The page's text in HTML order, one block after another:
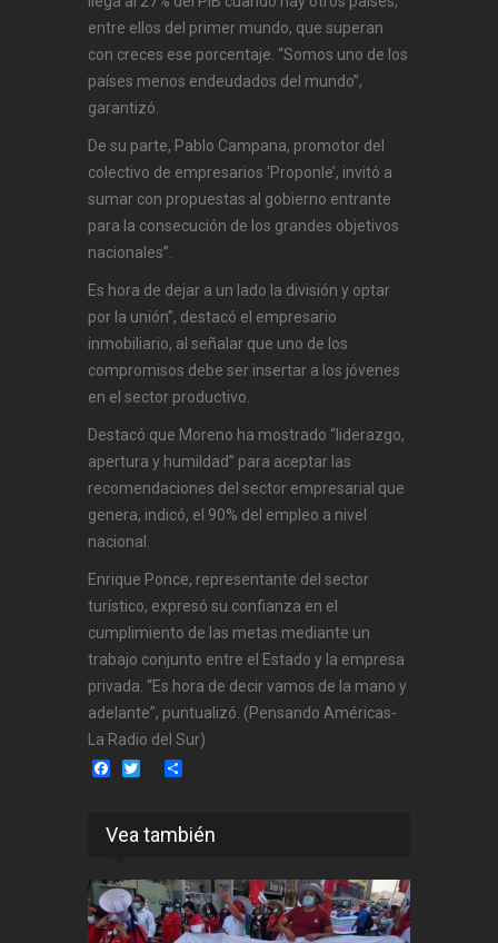
entre ellos del primer mundo, que superan
con creces ese porcentaje. “Somos uno de los
países menos endeudados del mundo”,
garantizó.
De su parte, Pablo Campana, promotor del
colectivo de empresarios ‘Proponle’, invitó a
sumar con propuestas al gobierno entrante
para la consecución de los grandes objetivos
nacionales”.
Es hora de dejar a un lado la división y optar
por la unión”, destacó el empresario
inmobiliario, al señalar que uno de los
compromisos debe ser insertar a los jóvenes
en el sector productivo.
Destacó que Moreno ha mostrado “liderazgo,
apertura y humildad” para aceptar las
recomendaciones del sector empresarial que
genera, indicó, el 90% del empleo a nivel
nacional.
Enrique Ponce, representante del sector
turístico, expresó su confianza en el
cumplimiento de las metas mediante un
trabajo conjunto entre el Estado y la empresa
privada. “Es hora de decir vamos de la mano y
adelante”, puntualizó. (Pensando Américas-
La Radio del Sur)
Facebook
Twitter
Vea también